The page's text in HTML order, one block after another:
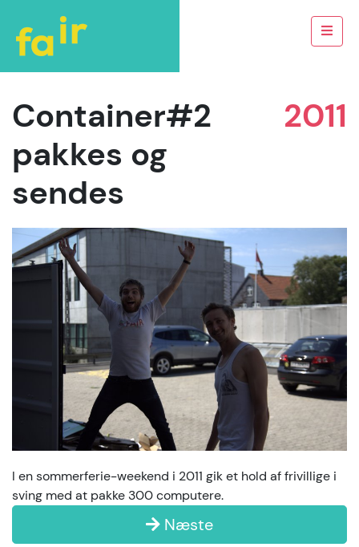
2011
Container#2
pakkes og
sendes
I en sommerferie-weekend i 2011 gik et hold af frivillige i
sving med at pakke 300 computere.
Næste